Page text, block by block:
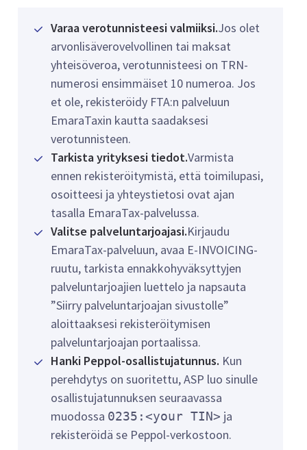
Varaa verotunnisteesi valmiiksi.Jos olet
arvonlisäverovelvollinen tai maksat
yhteisöveroa, verotunnisteesi on TRN-
numerosi ensimmäiset 10 numeroa. Jos
et ole, rekisteröidy FTA:n palveluun
EmaraTaxin kautta saadaksesi
verotunnisteen.
Tarkista yrityksesi tiedot.Varmista
ennen rekisteröitymistä, että toimilupasi,
osoitteesi ja yhteystietosi ovat ajan
tasalla EmaraTax-palvelussa.
Valitse palveluntarjoajasi.Kirjaudu
EmaraTax-palveluun, avaa E-INVOICING-
ruutu, tarkista ennakkohyväksyttyjen
palveluntarjoajien luettelo ja napsauta
”Siirry palveluntarjoajan sivustolle”
aloittaaksesi rekisteröitymisen
palveluntarjoajan portaalissa.
Hanki Peppol-osallistujatunnus. Kun
perehdytys on suoritettu, ASP luo sinulle
osallistujatunnuksen seuraavassa
muodossa 0235:<your TIN> ja
rekisteröidä se Peppol-verkostoon.